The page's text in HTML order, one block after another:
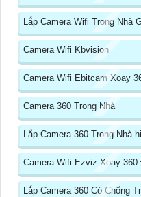
Lắp Camera Wifi Trong Nhà
Camera Wifi Kbvision
Camera Wifi Ebitcam Xoay
Camera 360 Trong Nhà
Lắp Camera 360 Trong Nhà
Camera Wifi Ezviz Xoay 360
Lắp Camera 360 Có Chống